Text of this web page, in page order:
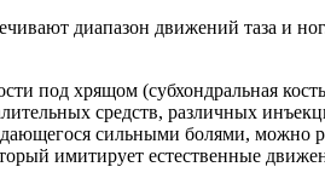
диапазон движений таза и
под хрящом (субхондральная
средств, различных
сильными болями, можно
имитирует естественные